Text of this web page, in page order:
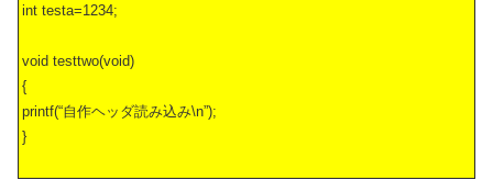
int testa=1234;
void testtwo(void)
{
printf(“自作ヘッダ読み込み\n”);
}